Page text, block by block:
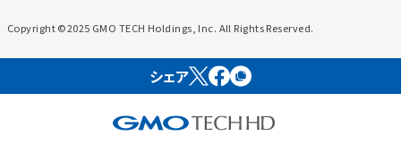
Copyright ©2025 GMO TECH Holdings, Inc. All Rights Reserved.
シェア